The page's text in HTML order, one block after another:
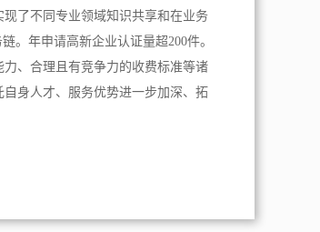
了不同专业领域知识共享和在业务
。年申请高新企业认证量超200件。
、合理且有竞争力的收费标准等诸
身人才、服务优势进一步加深、拓